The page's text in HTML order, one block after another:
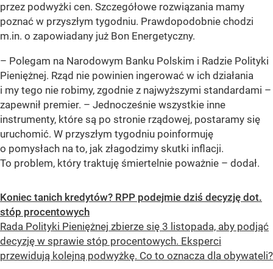
przez podwyżki cen. Szczegółowe rozwiązania mamy
poznać w przyszłym tygodniu. Prawdopodobnie chodzi
m.in. o zapowiadany już Bon Energetyczny.
– Polegam na Narodowym Banku Polskim i Radzie Polityki
Pieniężnej. Rząd nie powinien ingerować w ich działania
i my tego nie robimy, zgodnie z najwyższymi standardami –
zapewnił premier. – Jednocześnie wszystkie inne
instrumenty, które są po stronie rządowej, postaramy się
uruchomić. W przyszłym tygodniu poinformuję
o pomysłach na to, jak złagodzimy skutki inflacji.
To problem, który traktuję śmiertelnie poważnie – dodał.
Koniec tanich kredytów? RPP podejmie dziś decyzję dot.
stóp procentowych
Rada Polityki Pieniężnej zbierze się 3 listopada, aby podjąć
decyzję w sprawie stóp procentowych. Eksperci
przewidują kolejną podwyżkę. Co to oznacza dla obywateli?